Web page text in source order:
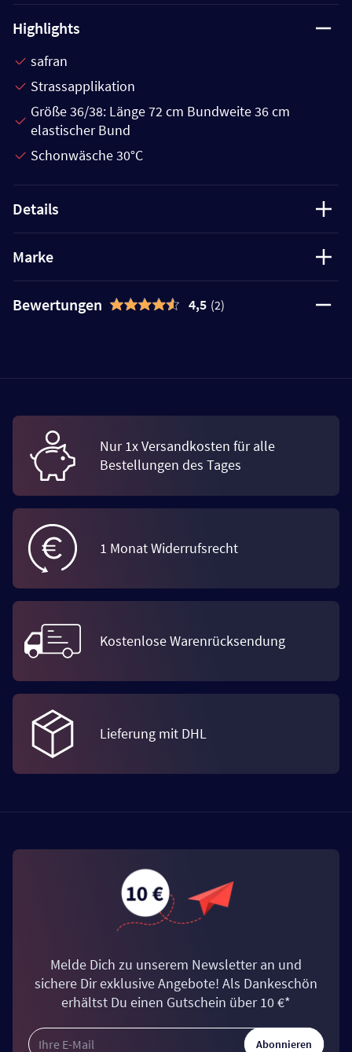
Highlights
safran
Strassapplikation
Größe 36/38: Länge 72 cm Bundweite 36 cm
elastischer Bund
Schonwäsche 30°C
Details
Marke
Bewertungen 4,5 (2)
Nur 1x Versandkosten für alle
Bestellungen des Tages
1 Monat Widerrufsrecht
Kostenlose Warenrücksendung
Lieferung mit DHL
Melde Dich zu unserem Newsletter an und
sichere Dir exklusive Angebote! Als Dankeschön
erhältst Du einen Gutschein über 10 €*
Abonnieren